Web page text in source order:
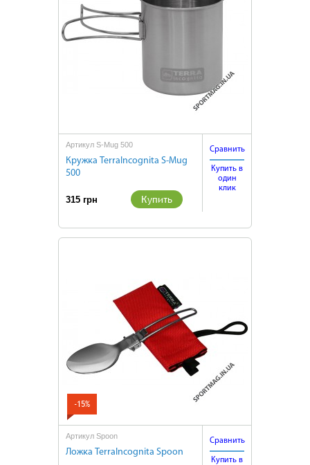
Артикул S-Mug 500
Кружка TerraIncognita S-Mug
500
315 грн Купить
Сравнить
Купить в
один
клик
-15%
Артикул Spoon
Ложка TerraIncognita Spoon
Сравнить
Купить в